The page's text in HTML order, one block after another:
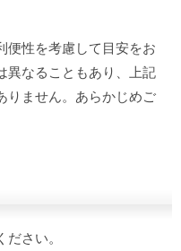
性を考慮して目安をお
異なることもあり、上記
りません。あらかじめご
さい。